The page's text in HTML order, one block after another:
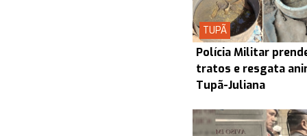
TUPÃ
Polícia Militar
tratos e resgata
Tupã-Juliana